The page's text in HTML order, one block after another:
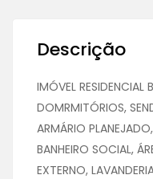
Descrição
IMÓVEL
DOMRMITÓRIOS,
ARMÁRIO
BANHEIRO SOCIAL,
EXTERNO,